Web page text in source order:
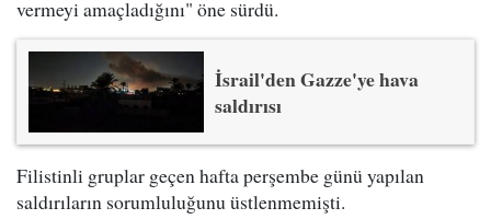
vermeyi amaçladığını" öne sürdü.
İsrail'den Gazze'ye hava
saldırısı
Filistinli gruplar geçen hafta perşembe günü yapılan
saldırıların sorumluluğunu üstlenmemişti.